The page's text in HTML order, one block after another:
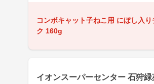
コンボキャット子ねこ用 にぼし入
ク 160g
イオンスーパーセンター 石狩緑